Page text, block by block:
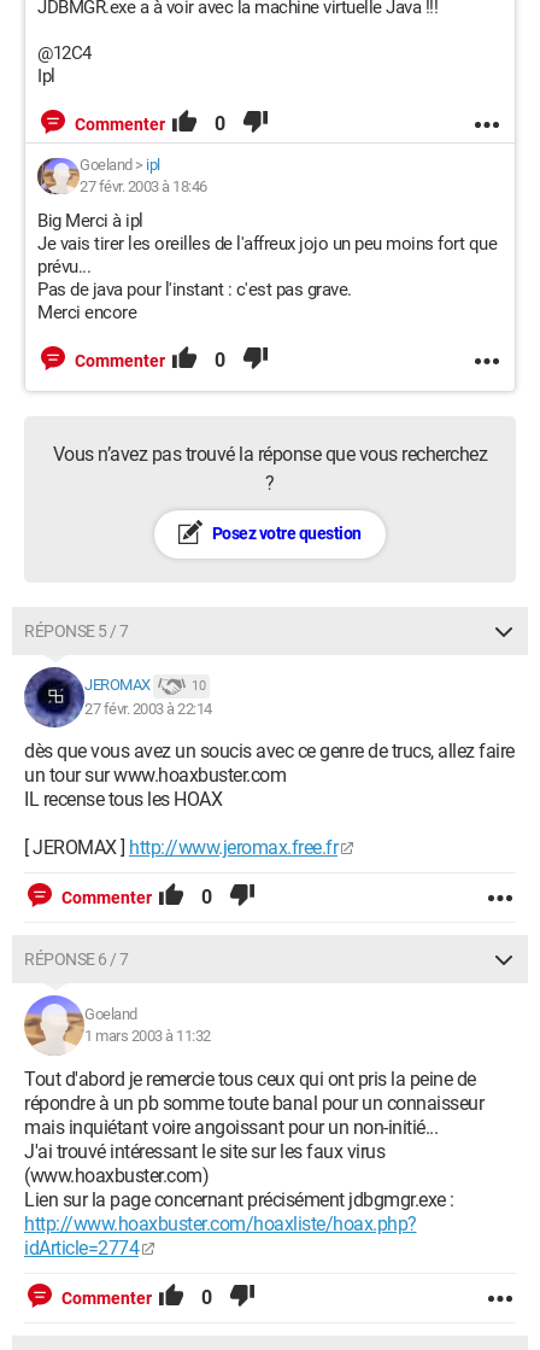
JDBMGR.exe a à voir avec la machine virtuelle Java !!!
@12C4
Ipl
Commenter 0
Goeland > ipl
27 févr. 2003 à 18:46
Big Merci à ipl
Je vais tirer les oreilles de l'affreux jojo un peu moins fort que
prévu...
Pas de java pour l'instant : c'est pas grave.
Merci encore
Commenter 0
Vous n’avez pas trouvé la réponse que vous recherchez
?
Posez votre question
RÉPONSE 5 / 7
JEROMAX 10
27 févr. 2003 à 22:14
dès que vous avez un soucis avec ce genre de trucs, allez faire
un tour sur www.hoaxbuster.com
IL recense tous les HOAX
[ JEROMAX ] http://www.jeromax.free.fr
Commenter 0
RÉPONSE 6 / 7
Goeland
1 mars 2003 à 11:32
Tout d'abord je remercie tous ceux qui ont pris la peine de
répondre à un pb somme toute banal pour un connaisseur
mais inquiétant voire angoissant pour un non-initié...
J'ai trouvé intéressant le site sur les faux virus
(www.hoaxbuster.com)
Lien sur la page concernant précisément jdbgmgr.exe :
http://www.hoaxbuster.com/hoaxliste/hoax.php?
idArticle=2774
Commenter 0